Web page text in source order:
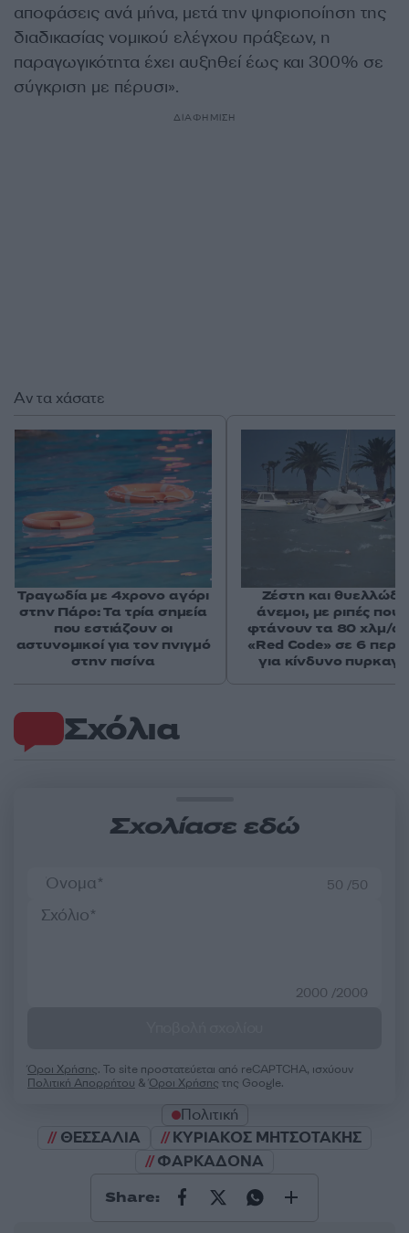
αποφάσεις ανά μήνα, μετά την ψηφιοποίηση της
διαδικασίας νομικού ελέγχου πράξεων, η
παραγωγικότητα έχει αυξηθεί έως και 300% σε
σύγκριση με πέρυσι».
ΔΙΑΦΗΜΙΣΗ
Σχόλια
Σχολίασε εδώ
50 /50
2000 /2000
Όροι Χρήσης. Το site προστατεύεται από reCAPTCHA, ισχύουν
Πολιτική Απορρήτου &Όροι Χρήσης της Google.
Πολιτική
ΘΕΣΣΑΛΙΑ
ΚΥΡΙΑΚΟΣ ΜΗΤΣΟΤΑΚΗΣ
ΦΑΡΚΑΔΟΝΑ
Share:
Αν τα χάσατε
Τραγωδία με 4χρονο αγόρι
στην Πάρο: Τα τρία σημεία
που εστιάζουν οι
αστυνομικοί για τον πνιγμό
στην πισίνα
Ζέστη και
άνεμοι, με ριπές που
φτάνουν τα 80 χλμ/
«Red Code» σε 6
για κίνδυνο